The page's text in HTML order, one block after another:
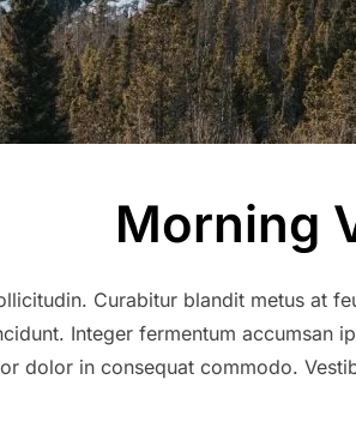
Morning
Curabitur blandit metus at
Integer fermentum accumsan
dolor in consequat commodo.